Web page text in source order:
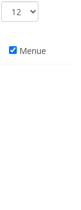
Menue